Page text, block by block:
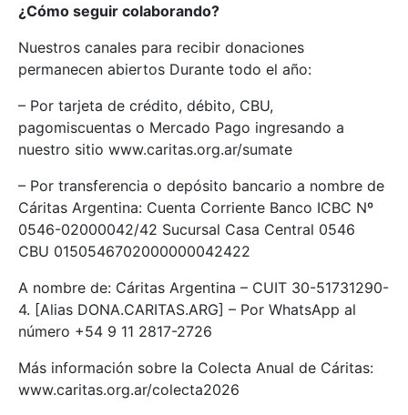
¿Cómo seguir colaborando?
Nuestros canales para recibir donaciones
permanecen abiertos Durante todo el año:
– Por tarjeta de crédito, débito, CBU,
pagomiscuentas o Mercado Pago ingresando a
nuestro sitio www.caritas.org.ar/sumate
– Por transferencia o depósito bancario a nombre de
Cáritas Argentina: Cuenta Corriente Banco ICBC Nº
0546-02000042/42 Sucursal Casa Central 0546
CBU 0150546702000000042422
A nombre de: Cáritas Argentina – CUIT 30-51731290-
4. [Alias DONA.CARITAS.ARG] – Por WhatsApp al
número +54 9 11 2817-2726
Más información sobre la Colecta Anual de Cáritas:
www.caritas.org.ar/colecta2026